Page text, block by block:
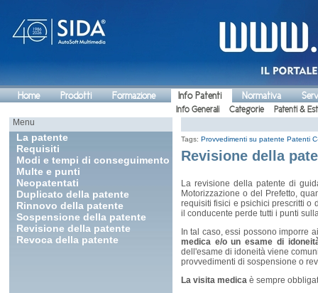
Home Prodotti Formazione Info Patenti Normativa
Info Generali Categorie
Patenti &
Menu
La patente
Requisiti
Modi e tempi di conseguimento
Multe e punti
Neopatentati
Duplicato della patente
Rinnovo della patente
Sospensione della patente
Revisione della patente
Revoca della patente
Tags: Provvedimenti su patente Patenti
Revisione della
La revisione della patente di
Motorizzazione o del Prefetto,
requisiti fisici e psichici prescritti o
il conducente perde tutti i punti
In tal caso, essi possono imporre
medica e/o un esame di
dell'esame di idoneità viene
provvedimenti di sospensione o
La visita medica è sempre